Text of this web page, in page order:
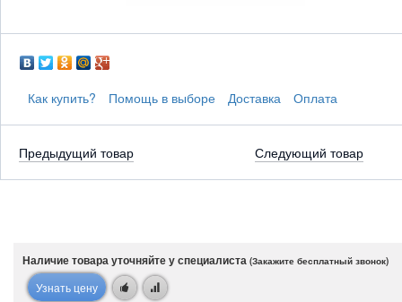
Как купить? Помощь в выборе Доставка Оплата
Следующий товар
Предыдущий товар
Наличие товара уточняйте у специалиста (Закажите бесплатный звонок)
Узнать цену